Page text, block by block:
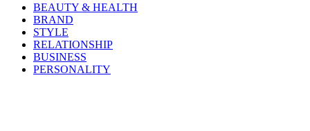
BEAUTY & HEALTH
BRAND
STYLE
RELATIONSHIP
BUSINESS
PERSONALITY